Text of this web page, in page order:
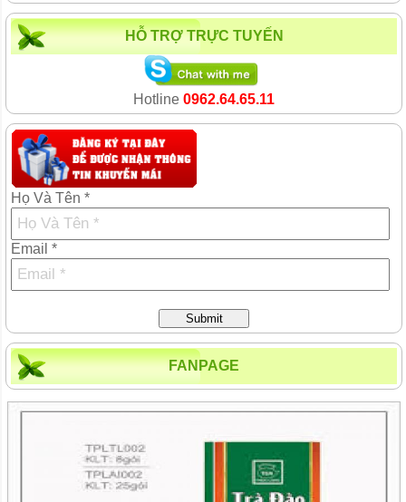
HỖ TRỢ TRỰC TUYẾN
Hotline 0962.64.65.11
Họ Và Tên *
Email *
Submit
FANPAGE